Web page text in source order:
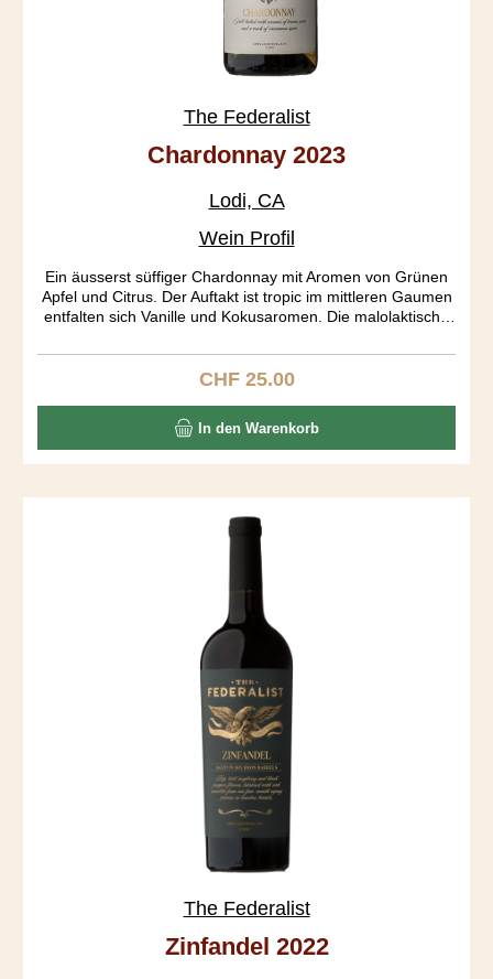
The Federalist
Chardonnay 2023
Lodi, CA
Wein Profil
Ein äusserst süffiger Chardonnay mit Aromen von Grünen
Apfel und Citrus. Der Auftakt ist tropic im mittleren Gaumen
entfalten sich Vanille und Kokusaromen. Die malolaktische
Ausbau fand in amerikanischen und französichen Barriquen
während sechs Monaten statt.
Regulärer Preis:
CHF 25.00
In den Warenkorb
The Federalist
Zinfandel 2022